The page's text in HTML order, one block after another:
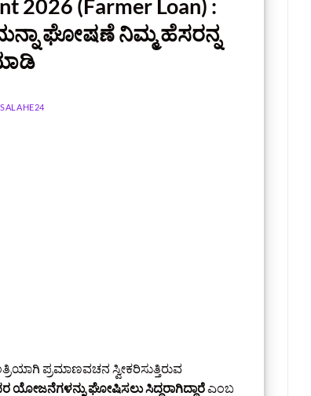
2026 (Farmer Loan) :
ಘೋಷಣೆ ನಿಮ್ಮ ಹೆಸರನ್ನ
SALAHE24
ಪ್ರಮಾಣವಚನ ಸ್ವೀಕರಿಸುತ್ತಿರುವ
ಯೋಜನೆಗಳನ್ನು ಘೋಷಿಸಲು ಸಿದ್ಧರಾಗಿದ್ದಾರೆಎಂಬ